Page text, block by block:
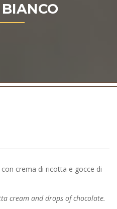
crema di ricotta e gocce di
cream and drops of chocolate.